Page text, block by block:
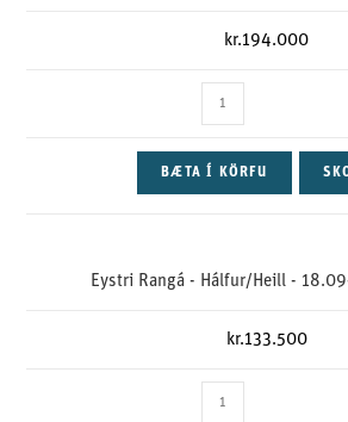
kr.194.000
BÆTA Í KÖRFU
Eystri Rangá - Hálfur/Heill -
kr.133.500